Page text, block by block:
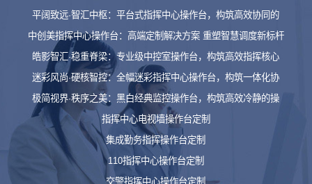
平阔致远·智汇中枢：平台式指挥中心操作台，构筑高效协同的
中创美指挥中心操作台：高端定制解决方案 重塑智慧调度新标杆
皓影智汇·稳重脊梁：专业级中控室操作台，构筑高效指挥核心
迷彩风尚·硬核智控：全幅迷彩指挥中心操作台，构筑一体化协
极简视界·秩序之美：黑白经典监控操作台，构筑高效冷静的操
指挥中心电视墙操作台定制
集成勤务指挥操作台定制
110指挥中心操作台定制
交警指挥中心操作台定制